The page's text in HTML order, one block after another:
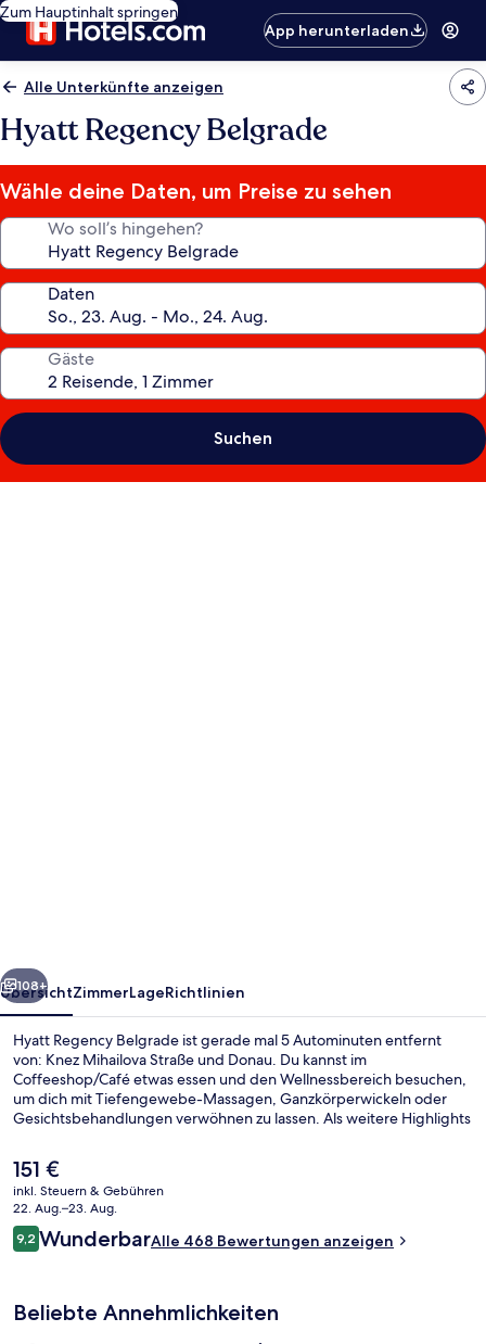
Zum Hauptinhalt springen
App herunterladen
Alle Unterkünfte anzeigen
Hyatt Regency Belgrade
Wähle deine Daten, um Preise zu sehen
Wo soll’s hingehen?
Daten
Gäste
Suchen
Weiter
108+
ÜbersichtZimmerLageRichtlinien
Hyatt Regency Belgrade ist gerade mal 5 Autominuten entfernt
von: Knez Mihailova Straße und Donau. Du kannst im
Coffeeshop/Café etwas essen und den Wellnessbereich besuchen,
um dich mit Tiefengewebe-Massagen, Ganzkörperwickeln oder
Gesichtsbehandlungen verwöhnen zu lassen. Als weitere Highlights
Loungebar und ein Fitnesscenter. Andere Reisende haben viel
Gutes über das hilfsbereite Personal zu berichten.
Der
aktuelle
Preis
beträgt
151 €.
151 €
inkl. Steuern & Gebühren
22. Aug.–23. Aug.
Bewertungen
9,29,2 von 10.
WunderbarAlle 468 Bewertungen anzeigen
Beliebte Annehmlichkeiten